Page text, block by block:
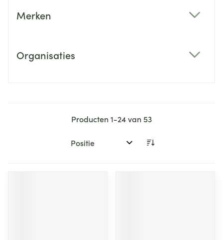
Merken
Organisaties
Producten1-24van53
Sorteer op: